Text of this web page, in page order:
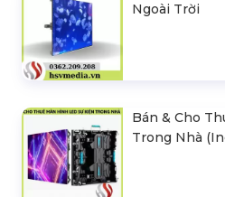
Ngoài Trời
Bán & Cho
Trong Nhà